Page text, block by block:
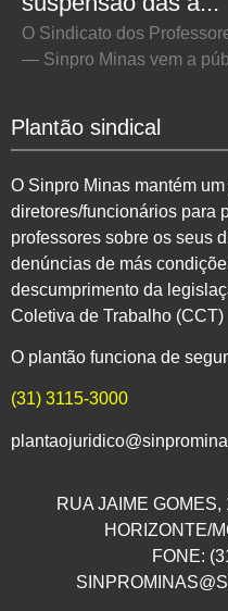
O Sindicato dos
— Sinpro Minas vem a
Plantão sindical
O Sinpro Minas mantém
diretores/funcionários para
professores sobre os seus
denúncias de más
descumprimento da
Coletiva de Trabalho (CCT)
O plantão funciona de
(31) 3115-3000
RUA JAIME
HORIZONTE/
FONE: